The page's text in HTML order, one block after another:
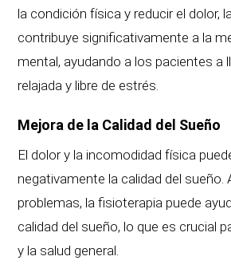
la condición física y reducir el dolor,
contribuye significativamente a la
mental, ayudando a los pacientes a
relajada y libre de estrés.
Mejora de la Calidad del Sueño
El dolor y la incomodidad física
negativamente la calidad del sueño.
problemas, la fisioterapia puede
calidad del sueño, lo que es crucial
y la salud general.